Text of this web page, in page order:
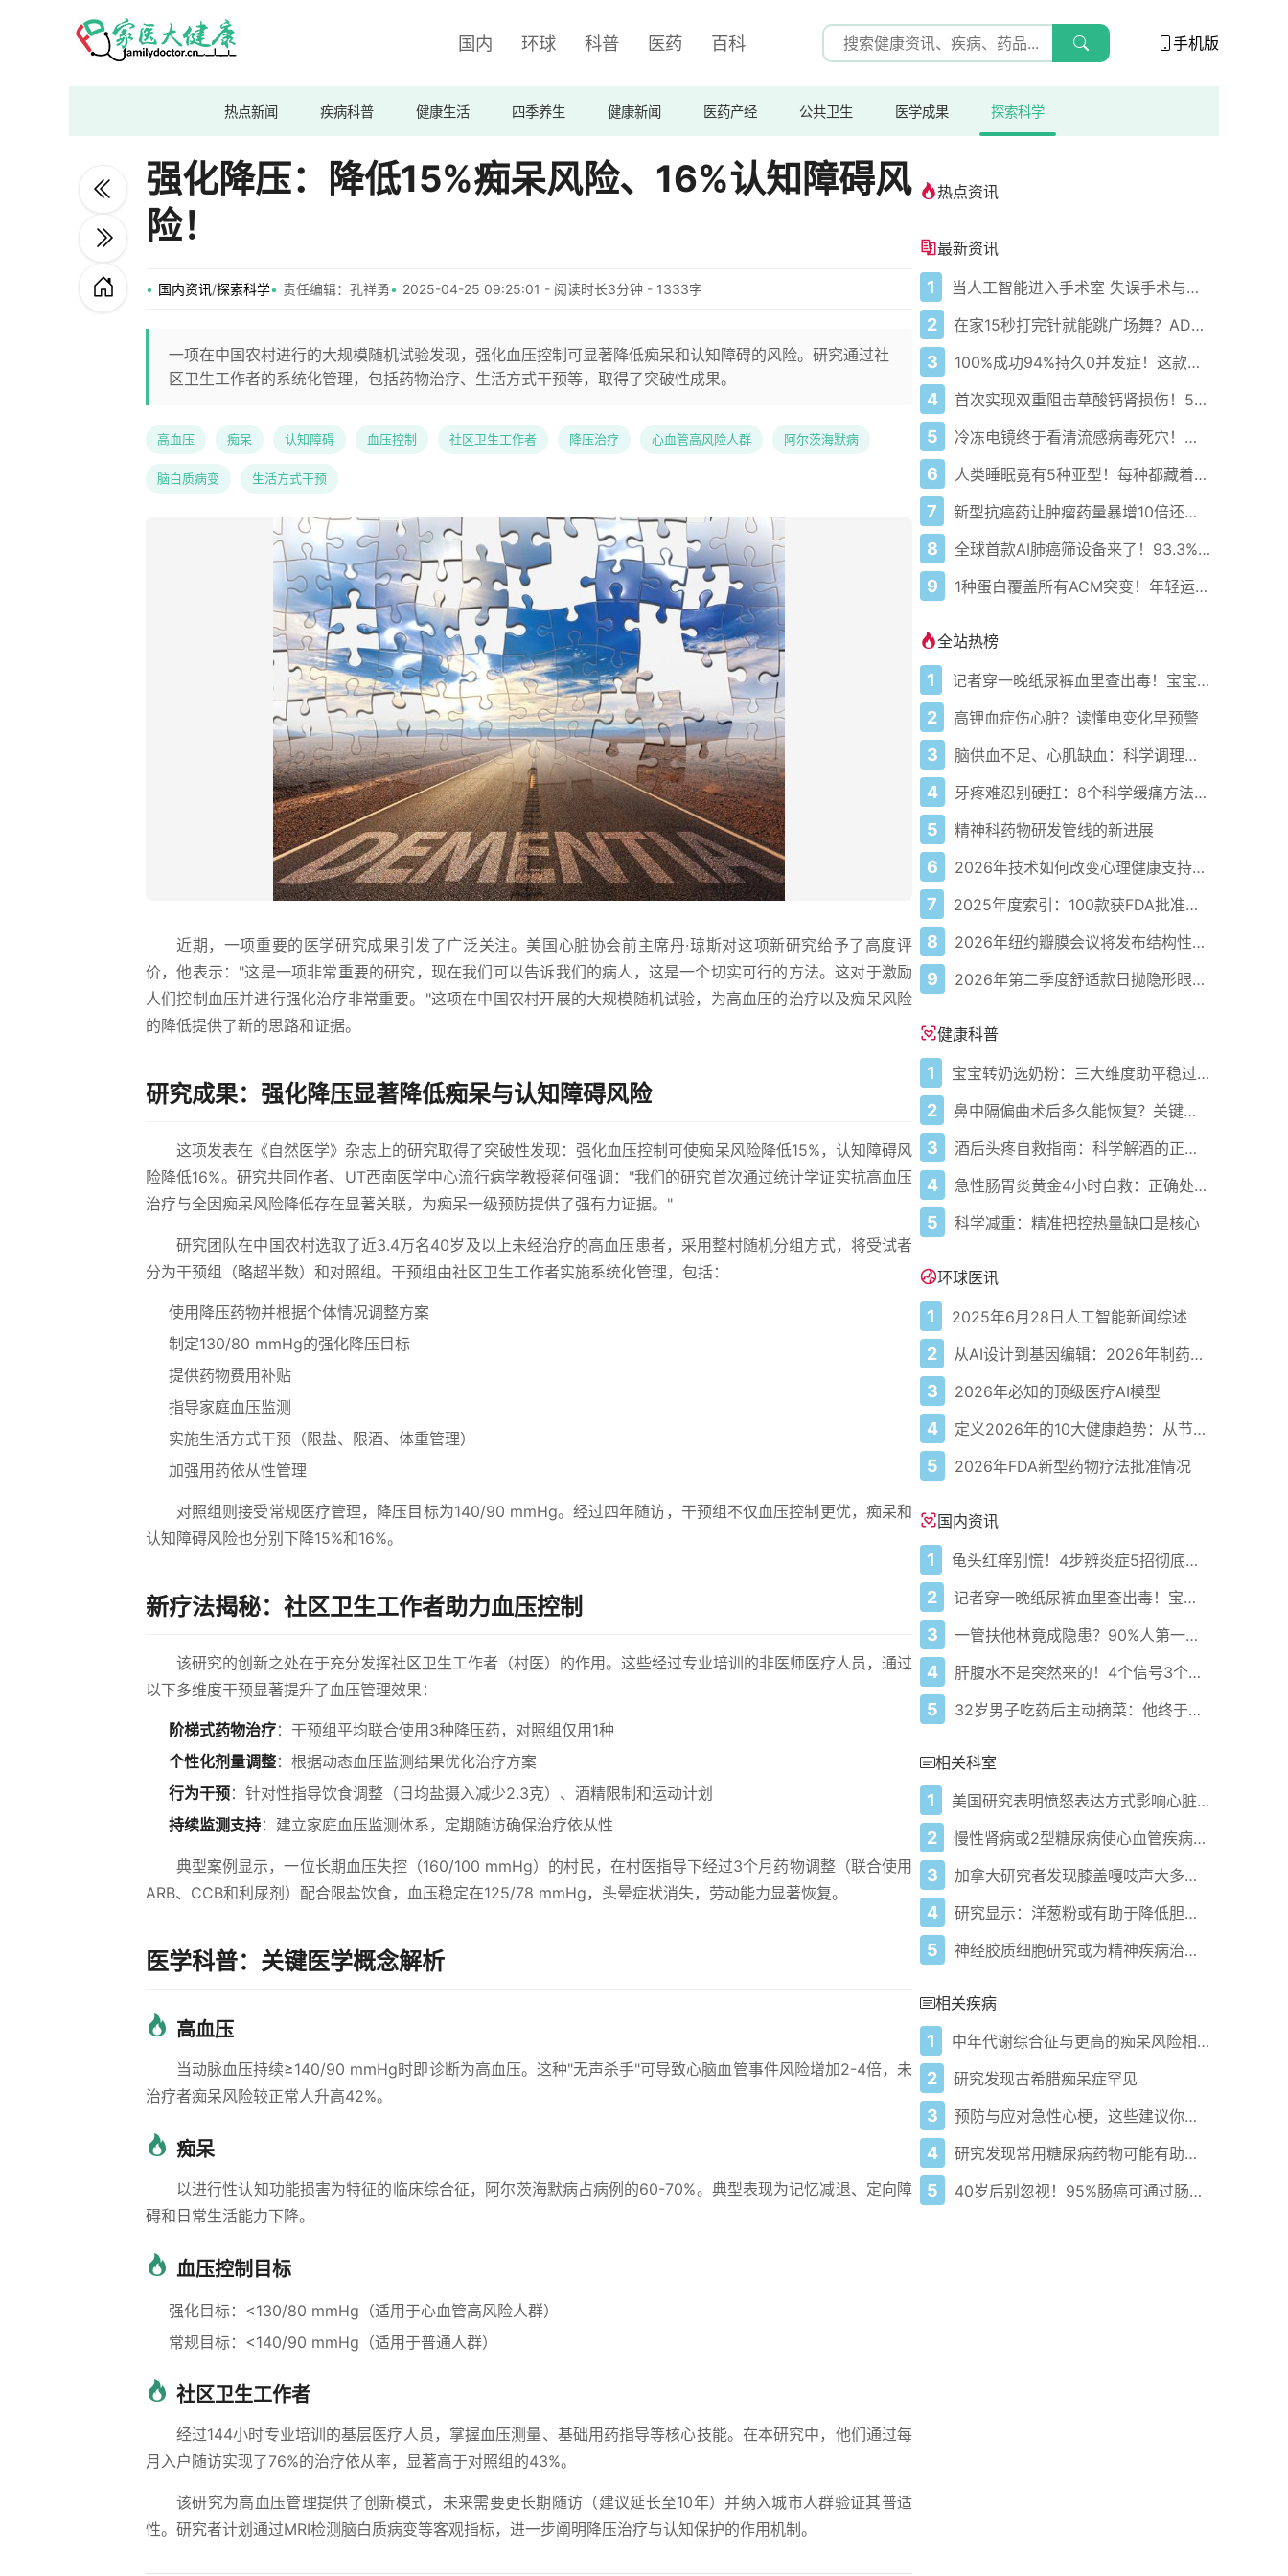
国内 环球 科普 医药 百科 手机版
热点新闻 疾病科普 健康生活 四季养生 健康新闻 医药产经 公共卫生 医学成果 探索科学
强化降压：降低15%痴呆风险、16%认知障碍风
险！
国内资讯/探索科学 责任编辑：孔祥勇 2025-04-25 09:25:01 - 阅读时长3分钟 - 1333字
一项在中国农村进行的大规模随机试验发现，强化血压控制可显著降低痴呆和认知障碍的风险。研究通过社
区卫生工作者的系统化管理，包括药物治疗、生活方式干预等，取得了突破性成果。
高血压 痴呆 认知障碍 血压控制 社区卫生工作者 降压治疗 心血管高风险人群 阿尔茨海默病
脑白质病变 生活方式干预
近期，一项重要的医学研究成果引发了广泛关注。美国心脏协会前主席丹·琼斯对这项新研究给予了高度评
价，他表示："这是一项非常重要的研究，现在我们可以告诉我们的病人，这是一个切实可行的方法。这对于激励
人们控制血压并进行强化治疗非常重要。"这项在中国农村开展的大规模随机试验，为高血压的治疗以及痴呆风险
的降低提供了新的思路和证据。
研究成果：强化降压显著降低痴呆与认知障碍风险
这项发表在《自然医学》杂志上的研究取得了突破性发现：强化血压控制可使痴呆风险降低15%，认知障碍风
险降低16%。研究共同作者、UT西南医学中心流行病学教授蒋何强调："我们的研究首次通过统计学证实抗高血压
治疗与全因痴呆风险降低存在显著关联，为痴呆一级预防提供了强有力证据。"
研究团队在中国农村选取了近3.4万名40岁及以上未经治疗的高血压患者，采用整村随机分组方式，将受试者
分为干预组（略超半数）和对照组。干预组由社区卫生工作者实施系统化管理，包括：
使用降压药物并根据个体情况调整方案
制定130/80 mmHg的强化降压目标
提供药物费用补贴
指导家庭血压监测
实施生活方式干预（限盐、限酒、体重管理）
加强用药依从性管理
对照组则接受常规医疗管理，降压目标为140/90 mmHg。经过四年随访，干预组不仅血压控制更优，痴呆和
认知障碍风险也分别下降15%和16%。
新疗法揭秘：社区卫生工作者助力血压控制
该研究的创新之处在于充分发挥社区卫生工作者（村医）的作用。这些经过专业培训的非医师医疗人员，通过
以下多维度干预显著提升了血压管理效果：
阶梯式药物治疗：干预组平均联合使用3种降压药，对照组仅用1种
个性化剂量调整：根据动态血压监测结果优化治疗方案
行为干预：针对性指导饮食调整（日均盐摄入减少2.3克）、酒精限制和运动计划
持续监测支持：建立家庭血压监测体系，定期随访确保治疗依从性
典型案例显示，一位长期血压失控（160/100 mmHg）的村民，在村医指导下经过3个月药物调整（联合使用
ARB、CCB和利尿剂）配合限盐饮食，血压稳定在125/78 mmHg，头晕症状消失，劳动能力显著恢复。
医学科普：关键医学概念解析
高血压
当动脉血压持续≥140/90 mmHg时即诊断为高血压。这种"无声杀手"可导致心脑血管事件风险增加2-4倍，未
治疗者痴呆风险较正常人升高42%。
痴呆
以进行性认知功能损害为特征的临床综合征，阿尔茨海默病占病例的60-70%。典型表现为记忆减退、定向障
碍和日常生活能力下降。
血压控制目标
强化目标：<130/80 mmHg（适用于心血管高风险人群）
常规目标：<140/90 mmHg（适用于普通人群）
社区卫生工作者
经过144小时专业培训的基层医疗人员，掌握血压测量、基础用药指导等核心技能。在本研究中，他们通过每
月入户随访实现了76%的治疗依从率，显著高于对照组的43%。
该研究为高血压管理提供了创新模式，未来需要更长期随访（建议延长至10年）并纳入城市人群验证其普适
性。研究者计划通过MRI检测脑白质病变等客观指标，进一步阐明降压治疗与认知保护的作用机制。
热点资讯
最新资讯
1 当人工智能进入手术室 失误手术与误认身体部位的报告激增
2 在家15秒打完针就能跳广场舞？AD患者终于赢回生活尊严！
3 100%成功94%持久0并发症！这款心脏消融黑科技改写房颤治疗史
4 首次实现双重阻击草酸钙肾损伤！5纳米纳米粒零残留修复肾功能
5 冷冻电镜终于看清流感病毒死穴！精准打击时代来了
6 人类睡眠竟有5种亚型！每种都藏着不同的健康密码
7 新型抗癌药让肿瘤药量暴增10倍还不伤身！精准导弹来了
8 全球首款AI肺癌筛设备来了！93.3%敏感92.4%特异99.9%阴性预测
9 1种蛋白覆盖所有ACM突变！年轻运动员的救命突破来了
全站热榜
1 记者穿一晚纸尿裤血里查出毒！宝宝血液浓度竟是成人的5倍？
2 高钾血症伤心脏？读懂电变化早预警
3 脑供血不足、心肌缺血：科学调理全攻略
4 牙疼难忍别硬扛：8个科学缓痛方法收好
5 精神科药物研发管线的新进展
6 2026年技术如何改变心理健康支持的获取方式
7 2025年度索引：100款获FDA批准的AI驱动医疗设备
8 2026年纽约瓣膜会议将发布结构性心脏病最新研究成果
9 2026年第二季度舒适款日抛隐形眼镜推荐，优瞳主打长效佩戴体验
健康科普
1 宝宝转奶选奶粉：三大维度助平稳过渡
2 鼻中隔偏曲术后多久能恢复？关键看这几点
3 酒后头疼自救指南：科学解酒的正确打开方式
4 急性肠胃炎黄金4小时自救：正确处置与误区避坑关键
5 科学减重：精准把控热量缺口是核心
环球医讯
1 2025年6月28日人工智能新闻综述
2 从AI设计到基因编辑：2026年制药领域重大突破
3 2026年必知的顶级医疗AI模型
4 定义2026年的10大健康趋势：从节律健康到冷热交替疗法
5 2026年FDA新型药物疗法批准情况
国内资讯
1 龟头红痒别慌！4步辨炎症5招彻底防复发
2 记者穿一晚纸尿裤血里查出毒！宝宝血液浓度竟是成人的5倍？
3 一管扶他林竟成隐患？90%人第一步就错了！
4 肝腹水不是突然来的！4个信号3个管理要点别等肚子鼓起来
5 32岁男子吃药后主动摘菜：他终于活过来了？
相关科室
1 美国研究表明愤怒表达方式影响心脏健康
2 慢性肾病或2型糖尿病使心血管疾病风险提前
3 加拿大研究者发现膝盖嘎吱声大多无害，不必过度担忧骨关节炎风险
4 研究显示：洋葱粉或有助于降低胆固醇！
5 神经胶质细胞研究或为精神疾病治疗带来新希望
相关疾病
1 中年代谢综合征与更高的痴呆风险相关
2 研究发现古希腊痴呆症罕见
3 预防与应对急性心梗，这些建议你一定要知道！
4 研究发现常用糖尿病药物可能有助于预防一种侵袭性血癌
5 40岁后别忽视！95%肠癌可通过肠镜早预防！